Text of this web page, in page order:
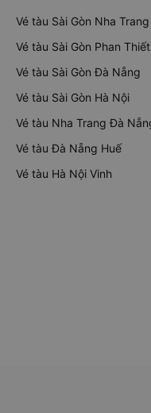
Vé tàu Sài Gòn Nha Trang
Vé tàu Sài Gòn Phan Thiết
Vé tàu Sài Gòn Đà Nẵng
Vé tàu Sài Gòn Hà Nội
Vé tàu Nha Trang Đà
Vé tàu Đà Nẵng Huế
Vé tàu Hà Nội Vinh